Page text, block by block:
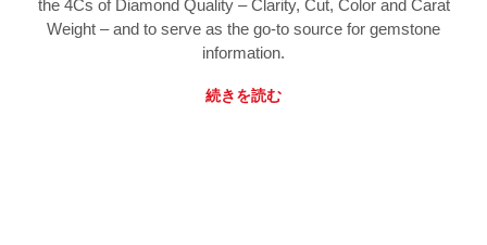
the 4Cs of Diamond Quality – Clarity, Cut, Color and Carat
Weight – and to serve as the go-to source for gemstone
information.
続きを読む